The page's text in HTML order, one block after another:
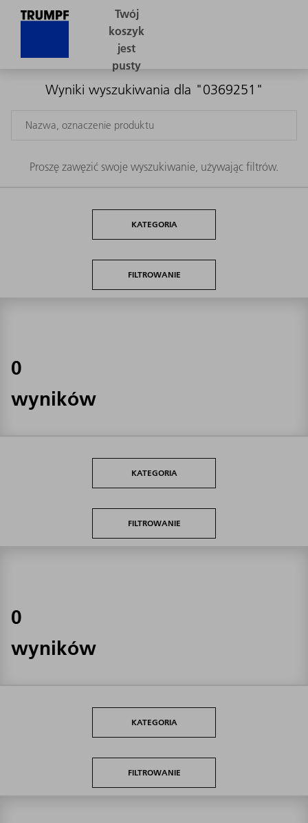
Wyniki wyszukiwania dla "0369251"
Proszę zawęzić swoje wyszukiwanie, używając filtrów.
KATEGORIA
FILTROWANIE
0
wyników
KATEGORIA
FILTROWANIE
0
wyników
KATEGORIA
FILTROWANIE